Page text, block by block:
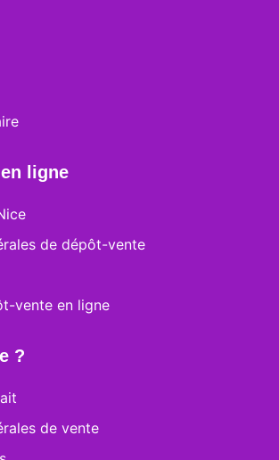
ligne
de dépôt-vente
vente en ligne
?
de vente